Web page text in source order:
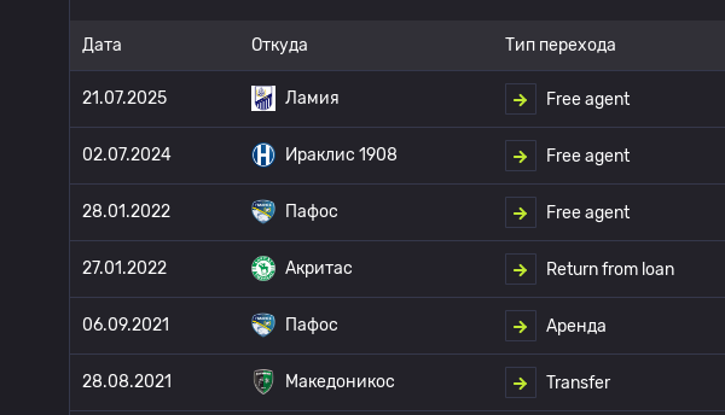
Дата Откуда Тип перехода
21.07.2025 Ламия Free agent
02.07.2024 Ираклис 1908 Free agent
28.01.2022 Пафос Free agent
27.01.2022 Акритас Return from loan
06.09.2021 Пафос Аренда
28.08.2021 Македоникос Transfer